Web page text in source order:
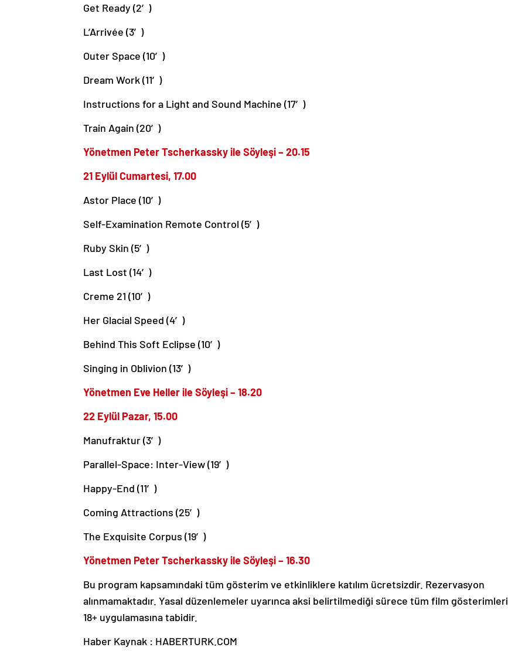
Get Ready (2′)
L’Arrivée (3′)
Outer Space (10′)
Dream Work (11′)
Instructions for a Light and Sound Machine (17′)
Train Again (20′)
Yönetmen Peter Tscherkassky ile Söyleşi – 20.15
21 Eylül Cumartesi, 17.00
Astor Place (10′)
Self-Examination Remote Control (5′)
Ruby Skin (5′)
Last Lost (14′)
Creme 21 (10′)
Her Glacial Speed (4′)
Behind This Soft Eclipse (10′)
Singing in Oblivion (13′)
Yönetmen Eve Heller ile Söyleşi – 18.20
22 Eylül Pazar, 15.00
Manufraktur (3′)
Parallel-Space: Inter-View (19′)
Happy-End (11′)
Coming Attractions (25′)
The Exquisite Corpus (19′)
Yönetmen Peter Tscherkassky ile Söyleşi – 16.30
Bu program kapsamındaki tüm gösterim ve etkinliklere katılım ücretsizdir. Rezervasyon
alınmamaktadır. Yasal düzenlemeler uyarınca aksi belirtilmediği sürece tüm film gösterimleri
18+ uygulamasına tabidir.
Haber Kaynak : HABERTURK.COM